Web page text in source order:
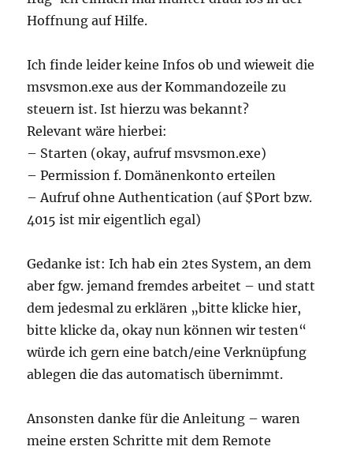
Hoffnung auf Hilfe.
Ich finde leider keine Infos ob und wieweit die
msvsmon.exe aus der Kommandozeile zu
steuern ist. Ist hierzu was bekannt?
Relevant wäre hierbei:
– Starten (okay, aufruf msvsmon.exe)
– Permission f. Domänenkonto erteilen
– Aufruf ohne Authentication (auf $Port bzw.
4015 ist mir eigentlich egal)
Gedanke ist: Ich hab ein 2tes System, an dem
aber fgw. jemand fremdes arbeitet – und statt
dem jedesmal zu erklären „bitte klicke hier,
bitte klicke da, okay nun können wir testen“
würde ich gern eine batch/eine Verknüpfung
ablegen die das automatisch übernimmt.
Ansonsten danke für die Anleitung – waren
meine ersten Schritte mit dem Remote